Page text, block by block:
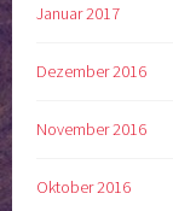
Januar 2017
Dezember 2016
November 2016
Oktober 2016